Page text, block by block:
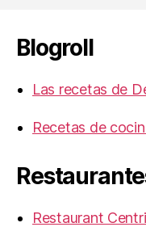
Blogroll
Las recetas de
Recetas de
Restaurant